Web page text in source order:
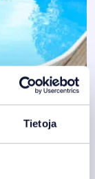
Tietoja